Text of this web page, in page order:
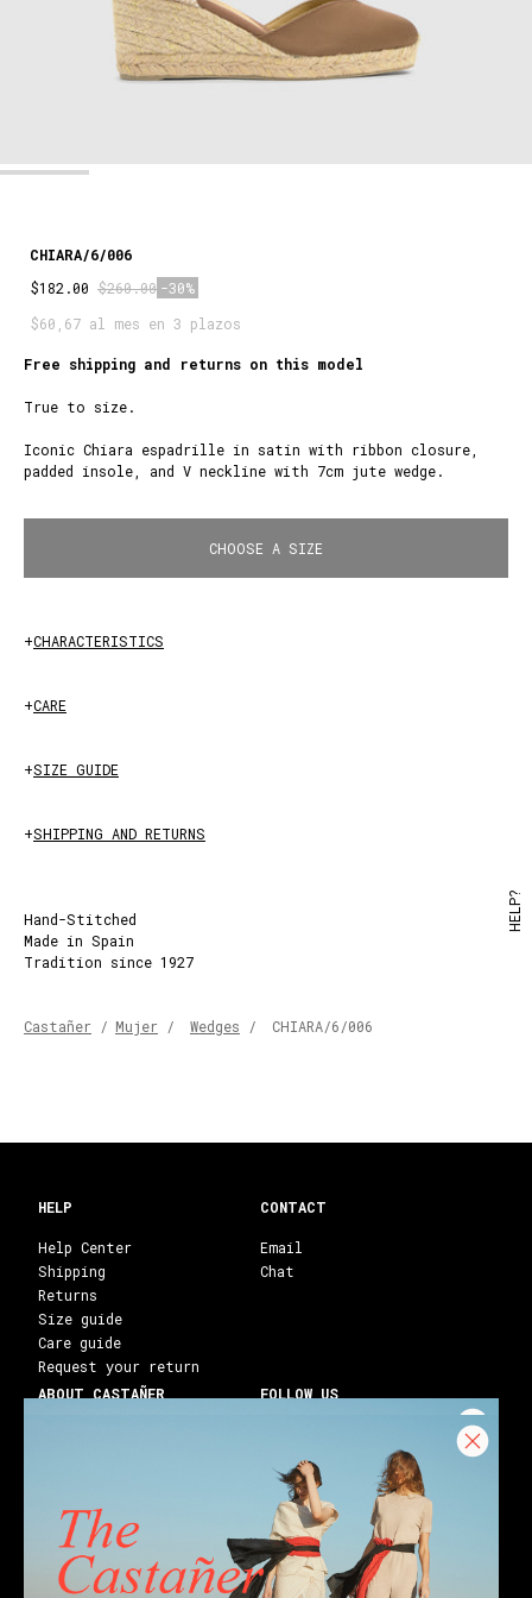
CHIARA/6/006
$182.00 $260.00 -30%
$60,67 al mes en 3 plazos
Free shipping and returns on this model
True to size.
Iconic Chiara espadrille in satin with ribbon closure,
padded insole, and V neckline with 7cm jute wedge.
CHOOSE A SIZE
+CHARACTERISTICS
+CARE
+SIZE GUIDE
+SHIPPING AND RETURNS
Hand-Stitched
Made in Spain
Tradition since 1927
Castañer / Mujer / Wedges / CHIARA/6/006
CONTACT
Email
Chat
HELP
Help Center
Shipping
Returns
Size guide
Care guide
Request your return
ABOUT CASTAÑER
Franchises
Stores
Castañer Society
FOLLOW US
Facebook
Youtube
Blog
HELP?